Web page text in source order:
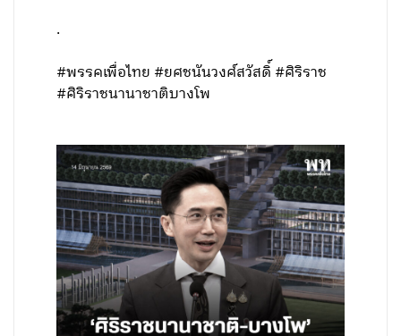
.
#พรรคเพื่อไทย #ยศชนันวงศ์สวัสดิ์ #ศิริราช
#ศิริราชนานาชาติบางโพ